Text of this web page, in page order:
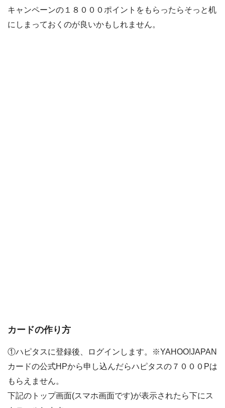
キャンペーンの１８０００ポイントをもらったらそっと机
にしまっておくのが良いかもしれません。
カードの作り方
①ハピタスに登録後、ログインします。※YAHOO!JAPAN
カードの公式HPから申し込んだらハピタスの７０００Pは
もらえません。
下記のトップ画面(スマホ画面です)が表示されたら下にス